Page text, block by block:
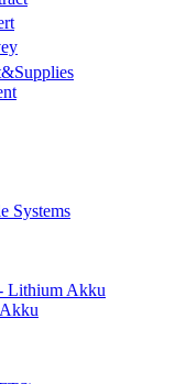
Systems
Lithium Akku